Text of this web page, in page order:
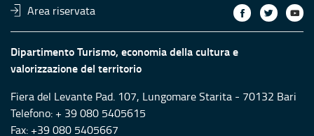
Area riservata
Dipartimento Turismo, economia della cultura e
valorizzazione del territorio
Fiera del Levante Pad. 107, Lungomare Starita - 70132 Bari
Telefono: + 39 080 5405615
Fax: +39 080 5405667